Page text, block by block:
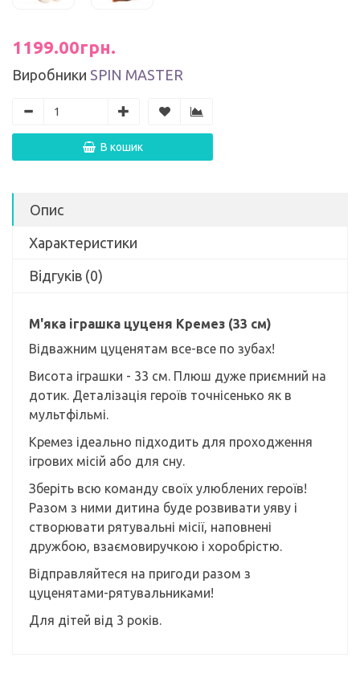
1199.00грн.
Виробники SPIN MASTER
В кошик
Опис
Характеристики
Відгуків (0)
М'яка іграшка цуценя Кремез (33 см)
Відважним цуценятам все-все по зубах!
Висота іграшки - 33 см. Плюш дуже приємний на
дотик. Деталізація героїв точнісенько як в
мультфільмі.
Кремез ідеально підходить для проходження
ігрових місій або для сну.
Зберіть всю команду своїх улюблених героїв!
Разом з ними дитина буде розвивати уяву і
створювати рятувальні місії, наповнені
дружбою, взаємовиручкою і хоробрістю.
Відправляйтеся на пригоди разом з
цуценятами-рятувальниками!
Для дітей від 3 років.